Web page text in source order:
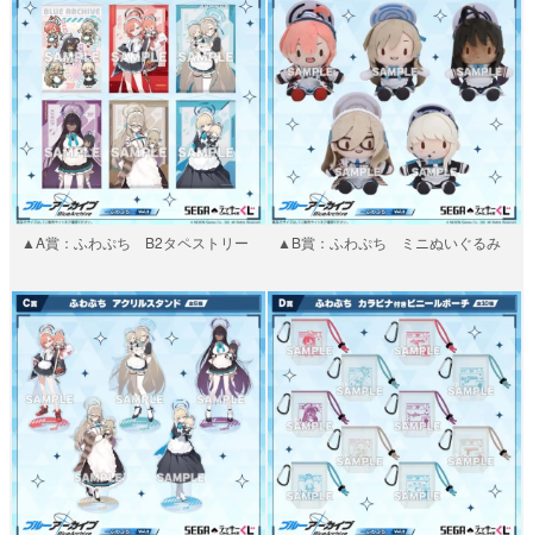
▲A賞：ふわぷち B2タペストリー ▲B賞：ふわぷち ミニぬいぐるみ